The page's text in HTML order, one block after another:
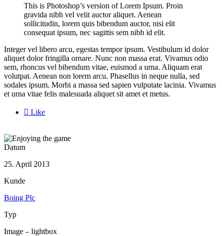
This is Photoshop’s version of Lorem Ipsum. Proin
gravida nibh vel velit auctor aliquet. Aenean
sollicitudin, lorem quis bibendum auctor, nisi elit
consequat ipsum, nec sagittis sem nibh id elit.
Integer vel libero arcu, egestas tempor ipsum. Vestibulum id dolor
aliquet dolor fringilla ornare. Nunc non massa erat. Vivamus odio
sem, rhoncus vel bibendum vitae, euismod a urna. Aliquam erat
volutpat. Aenean non lorem arcu. Phasellus in neque nulla, sed
sodales ipsum. Morbi a massa sed sapien vulputate lacinia. Vivamus
et urna vitae felis malesuada aliquet sit amet et metus.
 Like
Datum
25. April 2013
Kunde
Boing Plc
Typ
Image – lightbox